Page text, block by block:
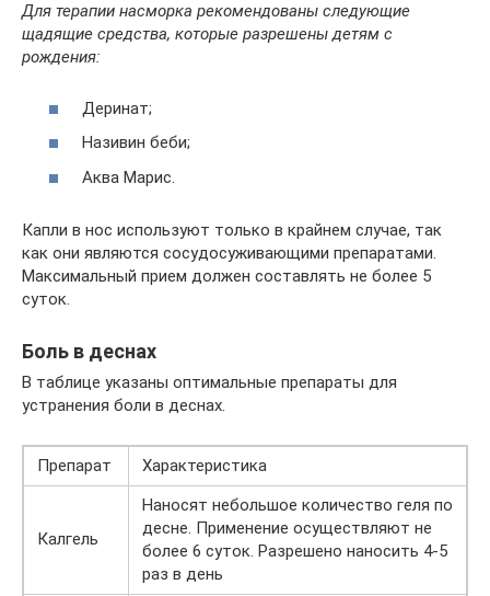
Для терапии насморка рекомендованы следующие
щадящие средства, которые разрешены детям с
рождения:
Деринат;
Називин беби;
Аква Марис.
Капли в нос используют только в крайнем случае, так
как они являются сосудосуживающими препаратами.
Максимальный прием должен составлять не более 5
суток.
Боль в деснах
В таблице указаны оптимальные препараты для
устранения боли в деснах.
Препарат Характеристика
Калгель
Наносят небольшое количество геля по
десне. Применение осуществляют не
более 6 суток. Разрешено наносить 4-5
раз в день